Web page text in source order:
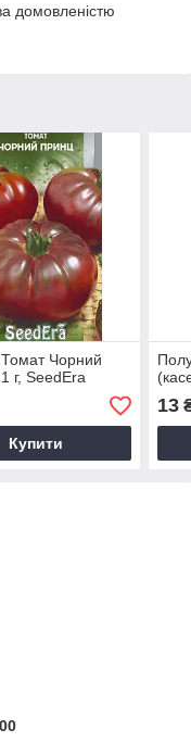
домовленістю
Томат Чорний
г, SeedEra
Купити
13